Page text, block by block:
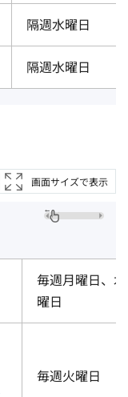
隔週水曜日
隔週水曜日
画面サイズで表示
毎週月曜日、木
曜日
毎週火曜日